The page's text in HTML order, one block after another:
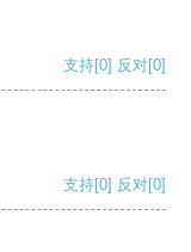
支持[0] 反对[0]
支持[0] 反对[0]